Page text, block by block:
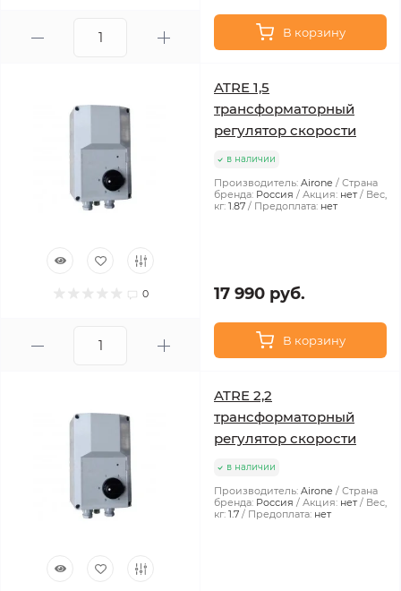
В корзину
0
ATRE 1,5
трансформаторный
регулятор скорости
в наличии
Производитель: Airone
Страна
бренда: Россия Акция: нет
Вес,
кг: 1.87 Предоплата: нет
17 990 руб.
В корзину
ATRE 2,2
трансформаторный
регулятор скорости
в наличии
Производитель: Airone
Страна
бренда: Россия Акция: нет
Вес,
кг: 1.7 Предоплата: нет